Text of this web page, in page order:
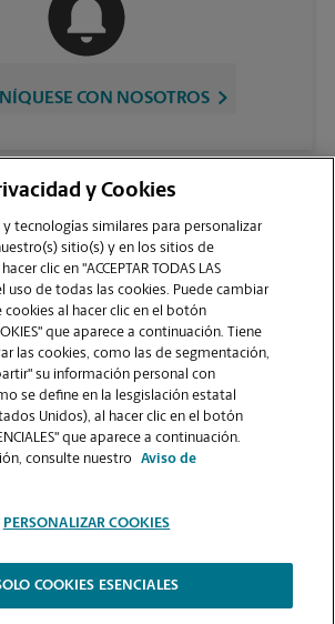
CON NOSOTROS
PÁGINA DE LA TIENDA
de franquiciados. The UPS Store Inc.,
en las leyes del estado en donde operan.
Privacidad | Términos de Uso del Sitio Web |
y Cookies
tecnologías similares para personalizar
sitio(s) y en los sitios de
clic en "ACCEPTAR TODAS LAS
uso de todas las cookies. Puede cambiar
cookies al hacer clic en el botón
que aparece a continuación. Tiene
las cookies, como las de segmentación,
su información personal con
se define en la lesgislación estatal
Unidos), al hacer clic en el botón
que aparece a continuación.
consulte nuestro
Aviso de
PERSONALIZAR COOKIES
COOKIES ESENCIALES